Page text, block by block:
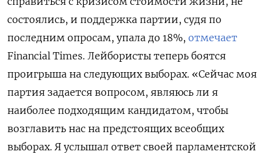
состоялись, и поддержка партии, судя по
последним опросам, упала до 18%, отмечает
Financial Times. Лейбористы теперь боятся
проигрыша на следующих выборах. «Сейчас моя
партия задается вопросом, являюсь ли я
наиболее подходящим кандидатом, чтобы
возглавить нас на предстоящих всеобщих
выборах. Я услышал ответ своей парламентской